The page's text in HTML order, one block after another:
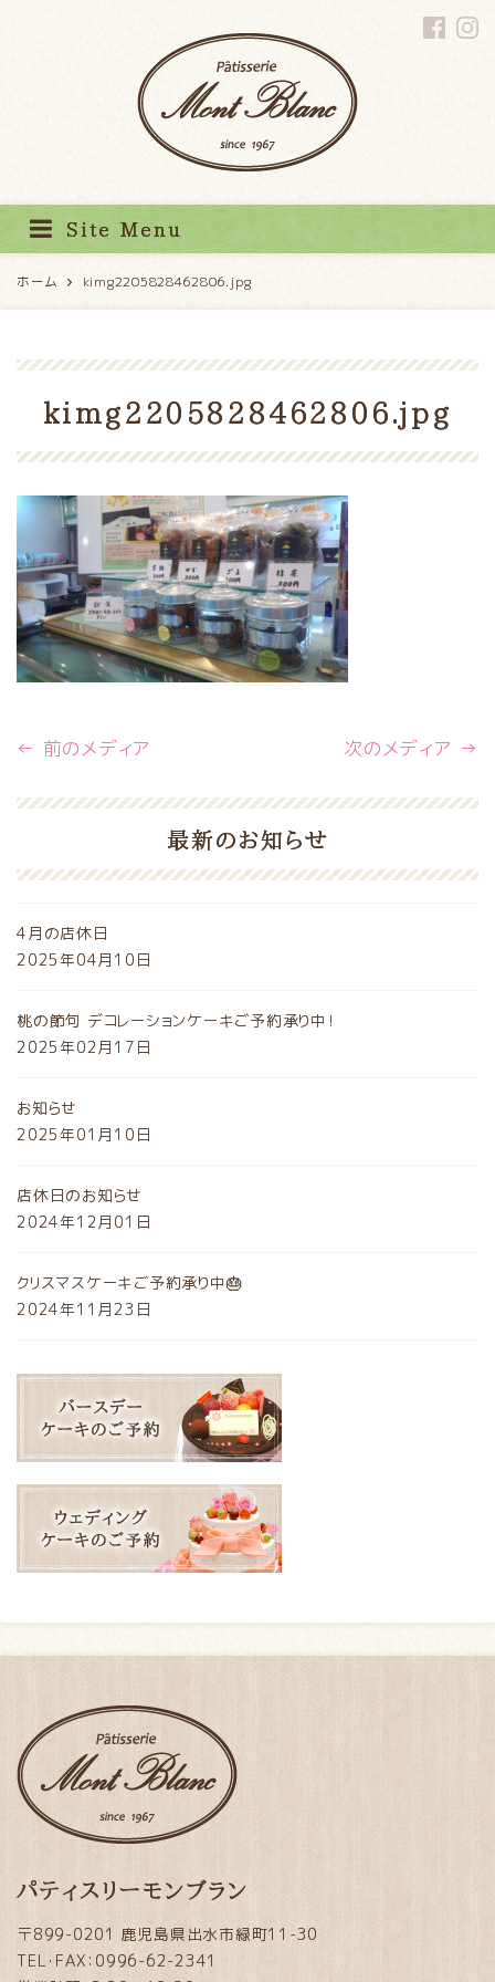
Site Menu
ホーム kimg2205828462806.jpg
kimg2205828462806.jpg
← 前のメディア 次のメディア →
最新のお知らせ
4月の店休日
2025年04月10日
桃の節句 デコレーションケーキご予約承り中！
2025年02月17日
お知らせ
2025年01月10日
店休日のお知らせ
2024年12月01日
クリスマスケーキご予約承り中🎂
2024年11月23日
パティスリーモンブラン
〒899-0201 鹿児島県出水市緑町11-30
TEL・FAX：0996-62-2341